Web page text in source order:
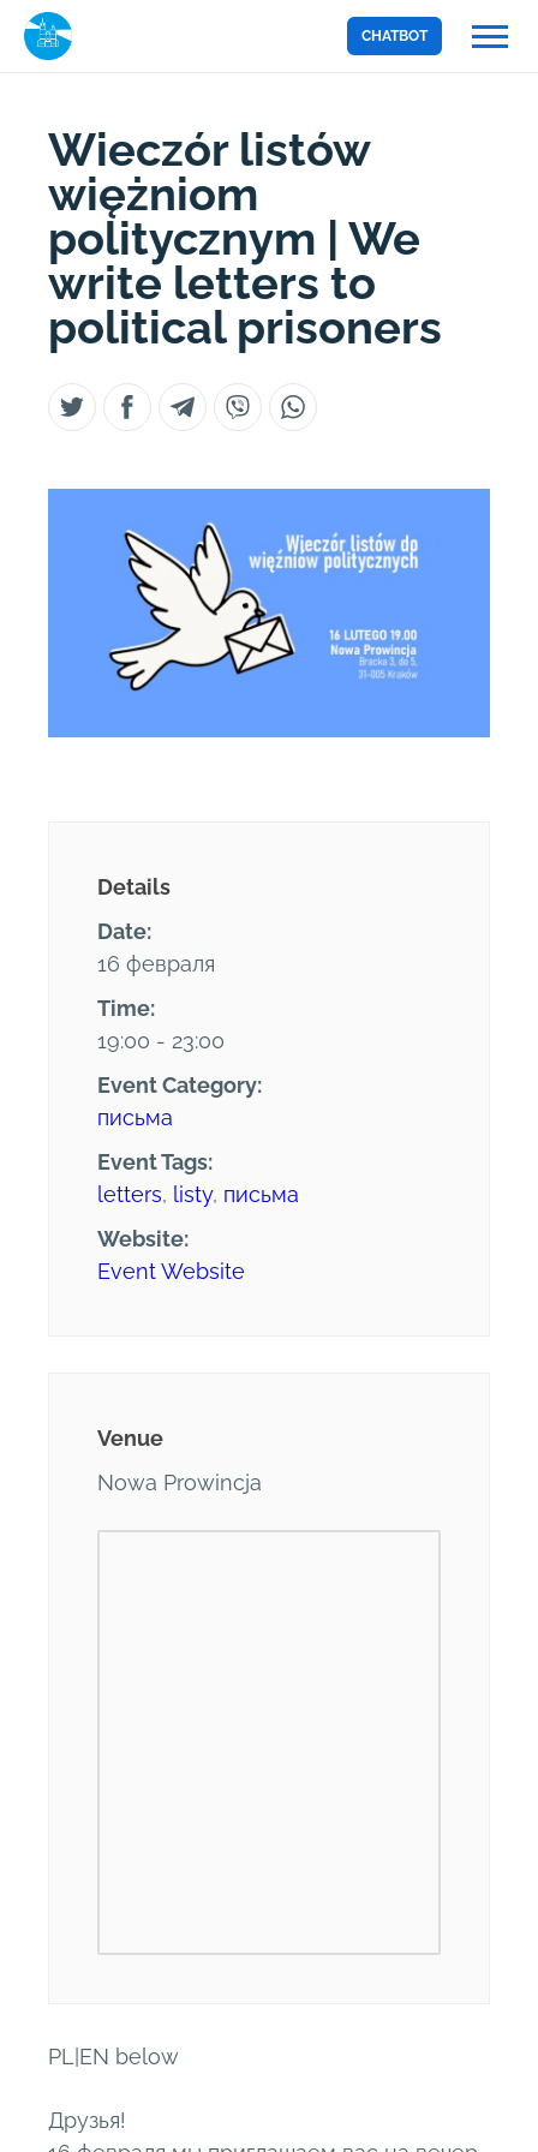
CHATBOT
Wieczór listów
więżniom
politycznym | We
write letters to
political prisoners
Details
Date:
16 февраля
Time:
19:00 - 23:00
Event Category:
письма
Event Tags:
letters, listy, письма
Website:
Event Website
Venue
Nowa Prowincja
PL|EN below
Друзья!